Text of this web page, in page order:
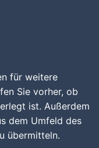
für weitere
Sie vorher, ob
ist. Außerdem
dem Umfeld des
übermitteln.